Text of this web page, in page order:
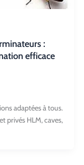
:
efficace
adaptées à tous.
privés HLM, caves,